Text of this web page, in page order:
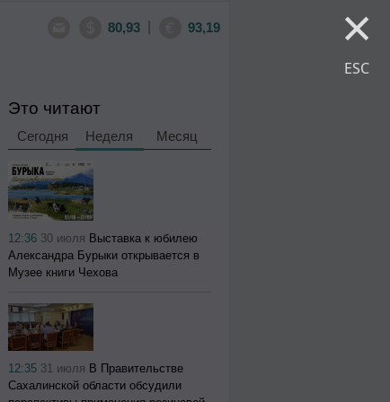
×
ESC
80,93 93,19
Это читают
Сегодня Неделя Месяц
12:36 30 июля Выставка к юбилею
Александра Бурыки открывается в
Музее книги Чехова
12:35 31 июля В Правительстве
Сахалинской области обсудили